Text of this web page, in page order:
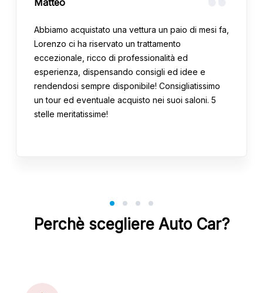
Abbiamo acquistato una vettura un paio di mesi fa,
Lorenzo ci ha riservato un trattamento
eccezionale, ricco di professionalità ed
esperienza, dispensando consigli ed idee e
rendendosi sempre disponibile! Consigliatissimo
un tour ed eventuale acquisto nei suoi saloni. 5
stelle meritatissime!
Perchè scegliere Auto Car?